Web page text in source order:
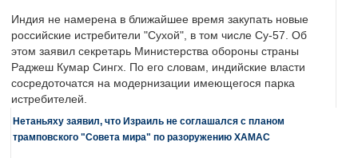
Индия не намерена в ближайшее время закупать новые
российские истребители "Сухой", в том числе Су-57. Об
этом заявил секретарь Министерства обороны страны
Раджеш Кумар Сингх. По его словам, индийские власти
сосредоточатся на модернизации имеющегося парка
истребителей.
Нетаньяху заявил, что Израиль не соглашался с планом
трамповского "Совета мира" по разоружению ХАМАС